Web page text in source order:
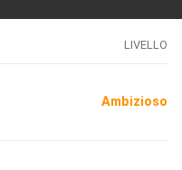
LIVELLO
Ambizioso